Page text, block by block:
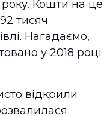
Кошти на це
тисяч
Нагадаємо,
у 2018 році
відкрили